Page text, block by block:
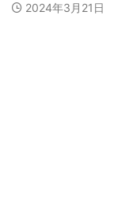
2024年3月21日